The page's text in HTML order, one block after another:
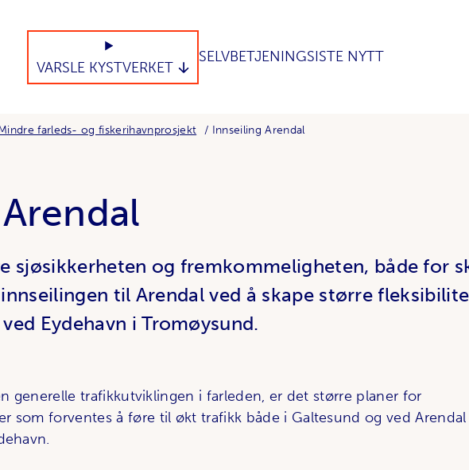
VARSLE KYSTVERKET
SELVBETJENINGSISTE NYTT
farleds- og fiskerihavnprosjekt Innseiling Arendal
sjøsikkerheten og fremkommeligheten, både for
til Arendal ved å skape større
Eydehavn i Tromøysund.
generelle trafikkutviklingen i farleden, er det større planer for
som forventes å føre til økt trafikk både i Galtesund og ved Arendal